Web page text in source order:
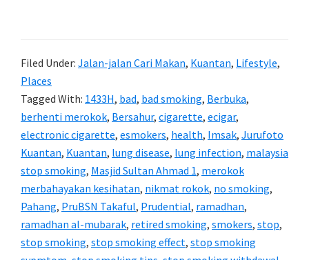
Filed Under: Jalan-jalan Cari Makan, Kuantan, Lifestyle,
Places
Tagged With: 1433H, bad, bad smoking, Berbuka,
berhenti merokok, Bersahur, cigarette, ecigar,
electronic cigarette, esmokers, health, Imsak, Jurufoto
Kuantan, Kuantan, lung disease, lung infection, malaysia
stop smoking, Masjid Sultan Ahmad 1, merokok
merbahayakan kesihatan, nikmat rokok, no smoking,
Pahang, PruBSN Takaful, Prudential, ramadhan,
ramadhan al-mubarak, retired smoking, smokers, stop,
stop smoking, stop smoking effect, stop smoking